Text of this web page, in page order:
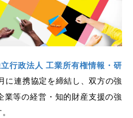
沖縄事務所
行政法人 工業所有権情報・研
に連携協定を締結し、双方の強
業等の経営・知的財産支援の強